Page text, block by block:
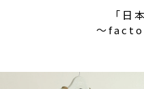
「日
〜